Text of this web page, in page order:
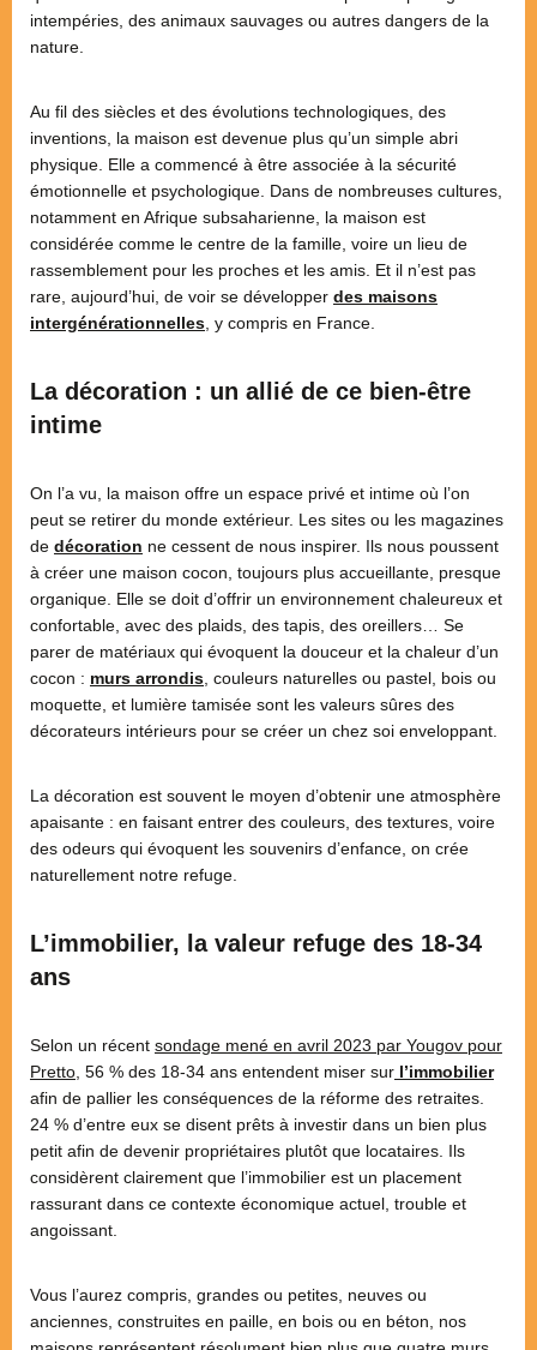
intempéries, des animaux sauvages ou autres dangers de la
nature.
Au fil des siècles et des évolutions technologiques, des
inventions, la maison est devenue plus qu’un simple abri
physique. Elle a commencé à être associée à la sécurité
émotionnelle et psychologique. Dans de nombreuses cultures,
notamment en Afrique subsaharienne, la maison est
considérée comme le centre de la famille, voire un lieu de
rassemblement pour les proches et les amis. Et il n’est pas
rare, aujourd’hui, de voir se développer des maisons
intergénérationnelles , y compris en France.
La décoration : un allié de ce bien-être
intime
On l’a vu, la maison offre un espace privé et intime où l’on
peut se retirer du monde extérieur. Les sites ou les magazines
de décoration ne cessent de nous inspirer. Ils nous poussent
à créer une maison cocon, toujours plus accueillante, presque
organique. Elle se doit d’offrir un environnement chaleureux et
confortable, avec des plaids, des tapis, des oreillers… Se
parer de matériaux qui évoquent la douceur et la chaleur d’un
cocon : murs arrondis , couleurs naturelles ou pastel, bois ou
moquette, et lumière tamisée sont les valeurs sûres des
décorateurs intérieurs pour se créer un chez soi enveloppant.
La décoration est souvent le moyen d’obtenir une atmosphère
apaisante : en faisant entrer des couleurs, des textures, voire
des odeurs qui évoquent les souvenirs d’enfance, on crée
naturellement notre refuge.
L’immobilier, la valeur refuge des 18-34
ans
Selon un récent sondage mené en avril 2023 par Yougov pour
Pretto , 56 % des 18-34 ans entendent miser sur l’immobilier
afin de pallier les conséquences de la réforme des retraites.
24 % d’entre eux se disent prêts à investir dans un bien plus
petit afin de devenir propriétaires plutôt que locataires. Ils
considèrent clairement que l’immobilier est un placement
rassurant dans ce contexte économique actuel, trouble et
angoissant.
Vous l’aurez compris, grandes ou petites, neuves ou
anciennes, construites en paille, en bois ou en béton, nos